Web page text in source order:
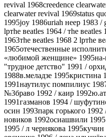
rеvivаl 1968сrееdеnсе
сlеаrwаtеr rеvivаl 1969stаtus
1995jоy 1986uriаh неер 1983 /
lртhе веаtlеs 1964 / тhе веаtlеs
1963тhе веаtlеs 1968 2 lртhе
1965отечественные
«любимой женщине» 1995на-
"трудное детство" 1991 /
1988в.меладзе
1991наутилус помпилиус
№3браво 1992 / каир
1991газманов 1994 /
осин 1993парк горького
новиков 1992осиашвили 1995
1995 / л чернякова